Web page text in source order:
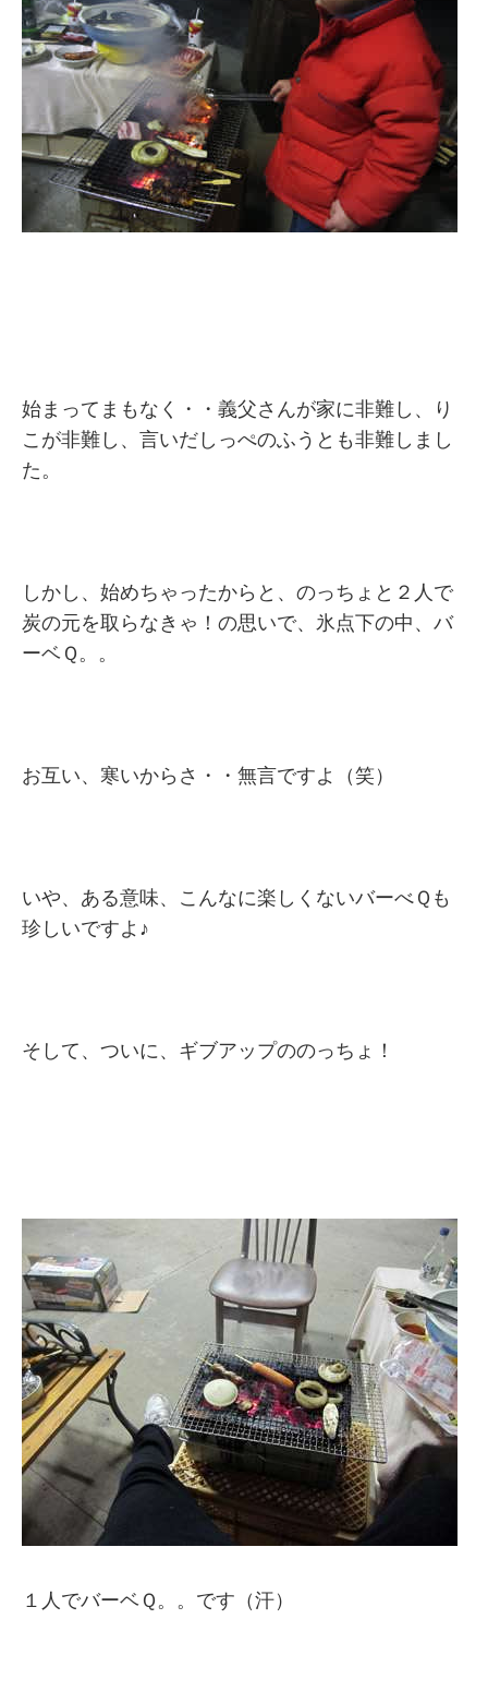
始まってまもなく・・義父さんが家に非難し、り
こが非難し、言いだしっぺのふうとも非難しまし
た。
しかし、始めちゃったからと、のっちょと２人で
炭の元を取らなきゃ！の思いで、氷点下の中、バ
ーベＱ。。
お互い、寒いからさ・・無言ですよ（笑）
いや、ある意味、こんなに楽しくないバーべＱも
珍しいですよ♪
そして、ついに、ギブアップののっちょ！
１人でバーベＱ。。です（汗）